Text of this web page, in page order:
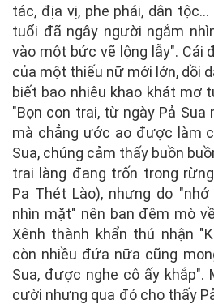
tác, địa vị, phe phái, dân
tuổi đã ngây người ngắm
vào một bức vẽ lộng lẫy". Cái
của một thiếu nữ mới lớn, dồi
biết bao nhiêu khao khát mơ
"Bọn con trai, từ ngày Pả
mà chẳng ước ao được làm
Sua, chúng cảm thấy buồn
trai làng đang trốn trong
Pa Thét Lào), nhưng do
nhìn mặt" nên ban đêm mò
Xênh thành khẩn thú nhận
còn nhiều đứa nữa cũng
Sua, được nghe cô ấy khắp".
cười nhưng qua đó cho thấy